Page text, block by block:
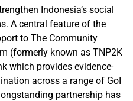
Indonesia’s social
A central feature of the
to The Community
(formerly known as TNP2K
which provides evidence-
across a range of GoI
partnership has